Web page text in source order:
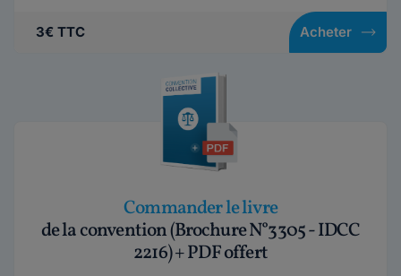
3€ TTC Acheter
Commander le livre
de la convention (Brochure N°3305 - IDCC
2216) + PDF offert